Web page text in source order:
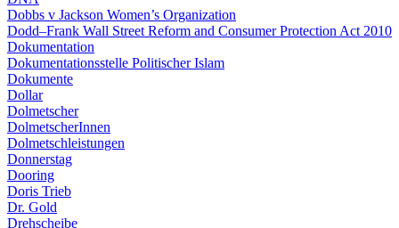
Dobbs v Jackson Women’s Organization
Dodd–Frank Wall Street Reform and Consumer Protection Act 2010
Dokumentation
Dokumentationsstelle Politischer Islam
Dokumente
Dollar
Dolmetscher
DolmetscherInnen
Dolmetschleistungen
Donnerstag
Dooring
Doris Trieb
Dr. Gold
Drehscheibe